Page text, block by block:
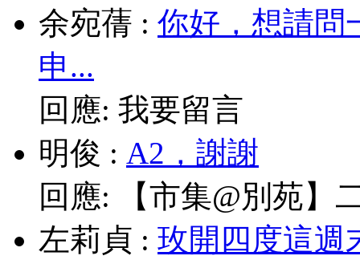
余宛蒨 : 你好，想請問
申...
回應: 我要留言
明俊 : A2，謝謝
回應:
【市集@別苑】
左莉貞 : 玫開四度這週